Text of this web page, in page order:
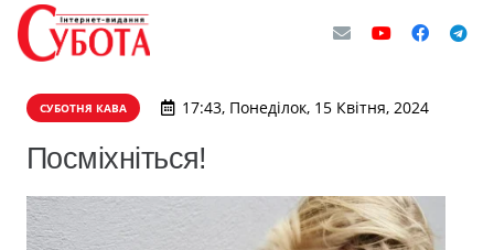
СУБОТНЯ КАВА 17:43, Понеділок, 15 Квітня, 2024
Посміхніться!